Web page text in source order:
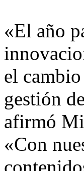
«El año
el
gestión
afirmó
«Con